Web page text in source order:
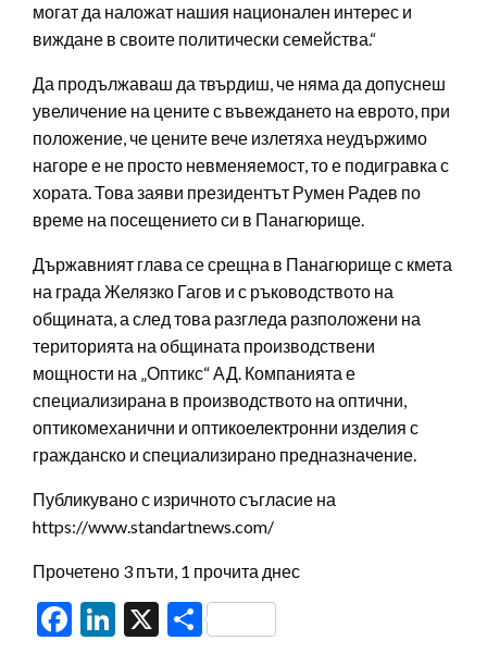
могат да наложат нашия национален интерес и
виждане в своите политически семейства.“
Да продължаваш да твърдиш, че няма да допуснеш
увеличение на цените с въвеждането на еврото, при
положение, че цените вече излетяха неудържимо
нагоре е не просто невменяемост, то е подигравка с
хората. Това заяви президентът Румен Радев по
време на посещението си в Панагюрище.
Държавният глава се срещна в Панагюрище с кмета
на града Желязко Гагов и с ръководството на
общината, а след това разгледа разположени на
територията на общината производствени
мощности на „Оптикс“ АД. Компанията е
специализирана в производството на оптични,
оптикомеханични и оптикоелектронни изделия с
гражданско и специализирано предназначение.
Публикувано с изричното съгласие на
https://www.standartnews.com/
Прочетено 3 пъти, 1 прочита днес
Facebook
LinkedIn
X Share